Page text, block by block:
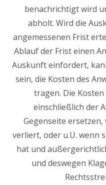
benachrichtigt wird
abholt. Wird die
angemessenen Frist
Ablauf der Frist einen
Auskunft einfordert,
sein, die Kosten des
tragen. Die
einschließlich der
Gegenseite
verliert, oder u.U. wenn
hat und
und deswegen